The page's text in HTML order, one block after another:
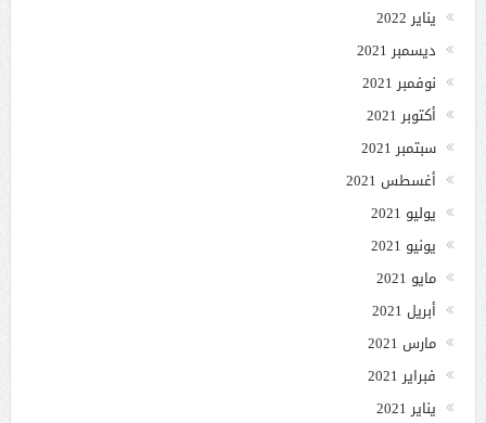
يناير 2022
ديسمبر 2021
نوفمبر 2021
أكتوبر 2021
سبتمبر 2021
أغسطس 2021
يوليو 2021
يونيو 2021
مايو 2021
أبريل 2021
مارس 2021
فبراير 2021
يناير 2021